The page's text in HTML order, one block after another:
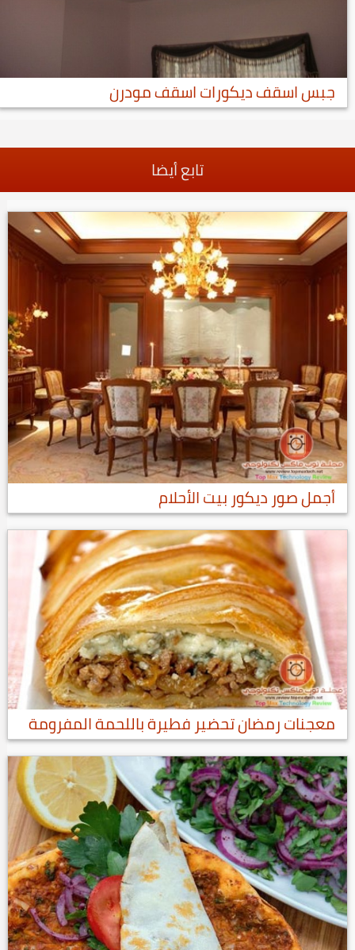
جبس اسقف ديكورات اسقف مودرن
تابع أيضا
أجمل صور ديكور بيت الأحلام
معجنات رمضان تحضير فطيرة باللحمة المفرومة